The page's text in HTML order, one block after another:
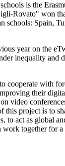
is the
Rovato" won
schools: Spain,
year on the
inequality and
cooperate with
their
video
this project is to
to act as global
work together for